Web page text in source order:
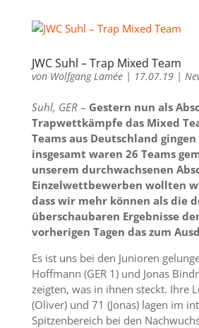
JWC Suhl – Trap Mixed Team
von Wolfgang Lamée| 17.07.19|
Suhl, GER– Gestern nun als
Trapwettkämpfe das Mixed
Teams aus Deutschland
insgesamt waren 26 Teams
unserem durchwachsenen
Einzelwettbewerben wollten
dass wir mehr können als die
überschaubaren Ergebnisse
vorherigen Tagen das zum
Es ist uns bei den Junioren
Hoffmann (GER 1) und Jonas
zeigten, was in ihnen steckt. Ihre
(Oliver) und 71 (Jonas) lagen im
Spitzenbereich bei den